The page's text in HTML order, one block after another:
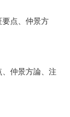
要点、仲景方
仲景方論、注